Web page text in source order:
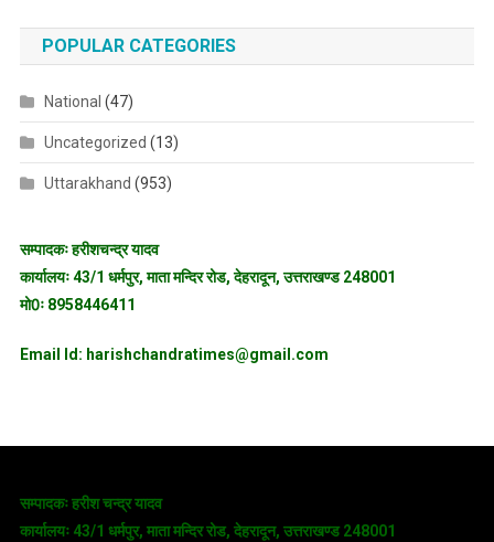
POPULAR CATEGORIES
National (47)
Uncategorized (13)
Uttarakhand (953)
सम्पादकः हरीशचन्द्र यादव
कार्यालयः 43/1 धर्मपुर, माता मन्दिर रोड, देहरादून, उत्तराखण्ड 248001
मो0ः 8958446411
Email Id: harishchandratimes@gmail.com
सम्पादकः हरीश चन्द्र यादव
कार्यालयः 43/1 धर्मपुर, माता मन्दिर रोड, देहरादून, उत्तराखण्ड 248001